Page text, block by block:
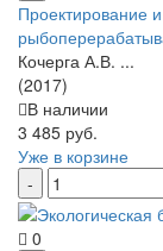
Проектирование
Кочерга А.В. ...
(2017)
В наличии
3 485 руб.
Уже в корзине
0